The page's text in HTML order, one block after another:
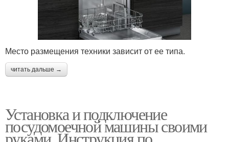
Место размещения техники зависит от ее типа.
читать дальше →
Установка и подключение
посудомоечной машины своими